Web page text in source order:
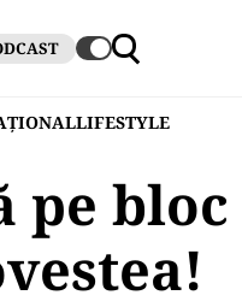
LIFESTYLE
pe bloc